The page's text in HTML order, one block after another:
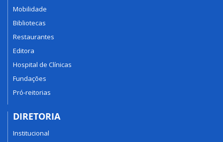
Mobilidade
Bibliotecas
Restaurantes
Editora
Hospital de Clínicas
Fundações
Pró-reitorias
DIRETORIA
Institucional